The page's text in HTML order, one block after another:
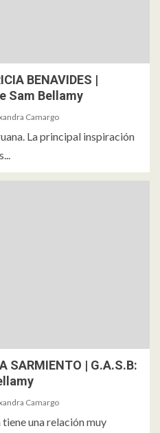
BENAVIDES |
Sam Bellamy
Camargo
La principal inspiración
SARMIENTO | G.A.S.B:
Camargo
una relación muy